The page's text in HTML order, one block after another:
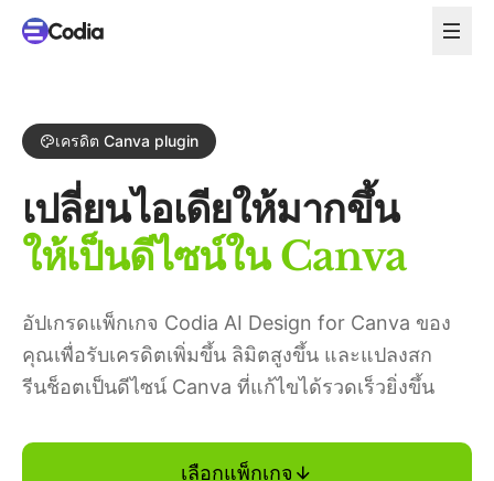
เครดิต Canva plugin
เปลี่ยนไอเดียให้มากขึ้น
ให้เป็นดีไซน์ใน Canva
อัปเกรดแพ็กเกจ Codia AI Design for Canva ของ
คุณเพื่อรับเครดิตเพิ่มขึ้น ลิมิตสูงขึ้น และแปลงสก
รีนช็อตเป็นดีไซน์ Canva ที่แก้ไขได้รวดเร็วยิ่งขึ้น
เลือกแพ็กเกจ